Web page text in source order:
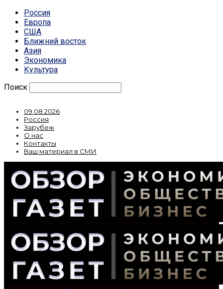
Россия
Европа
США
Ближний восток
Азия
Экономика
Культура
Поиск
09.08.2026
Россия
Зарубеж
О нас
Контакты
Ваш материал в СМИ